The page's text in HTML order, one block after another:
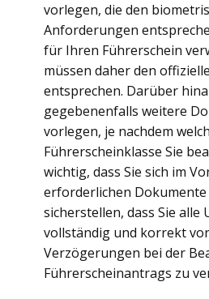
vorlegen, die den
Anforderungen
für Ihren Führerschein
müssen daher den
entsprechen. Darüber
gegebenenfalls weitere
vorlegen, je nachdem
Führerscheinklasse Sie
wichtig, dass Sie sich im
erforderlichen
sicherstellen, dass Sie alle
vollständig und korrekt
Verzögerungen bei der
Führerscheinantrags zu